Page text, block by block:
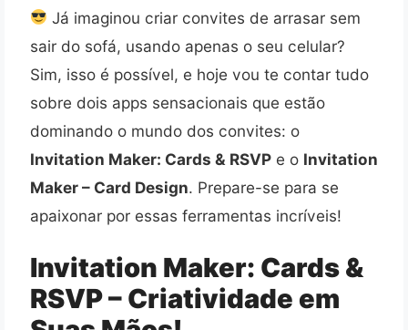
Já imaginou criar convites de arrasar sem
sair do sofá, usando apenas o seu celular?
Sim, isso é possível, e hoje vou te contar tudo
sobre dois apps sensacionais que estão
dominando o mundo dos convites: o
Invitation Maker: Cards & RSVP e o Invitation
Maker – Card Design. Prepare-se para se
apaixonar por essas ferramentas incríveis!
Invitation Maker: Cards &
RSVP – Criatividade em